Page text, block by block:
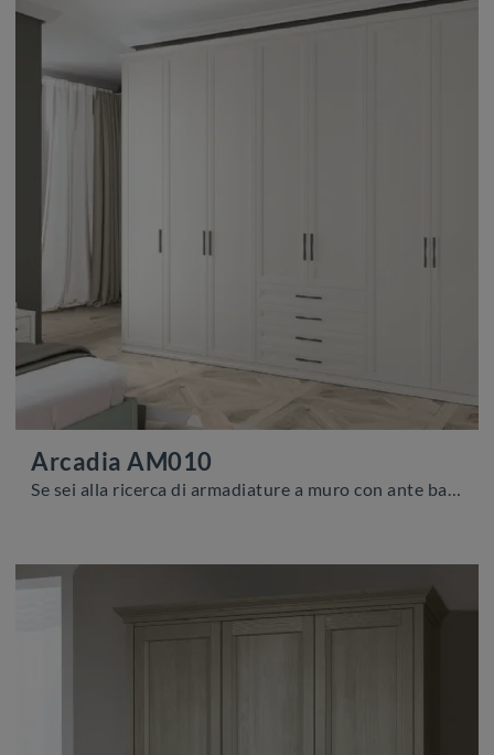
Arcadia AM010
Se sei alla ricerca di armadiature a muro con ante battenti, clicca e scopri l'armadio Arcadia AM010 di Colombini Casa in melaminico.